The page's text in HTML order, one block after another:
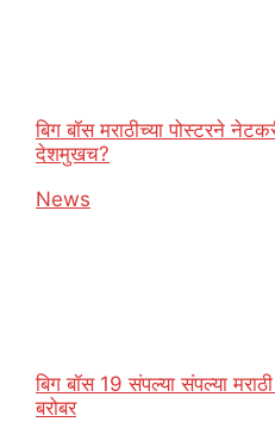
बिग बॉस मराठीच्या पोस्टरने
देशमुखच?
In relation to
News
बिग बॉस 19 संपल्या संपल्या
बरोबर